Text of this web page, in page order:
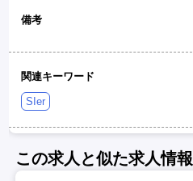
備考
関連キーワード
SIer
この求人と似た求人情報